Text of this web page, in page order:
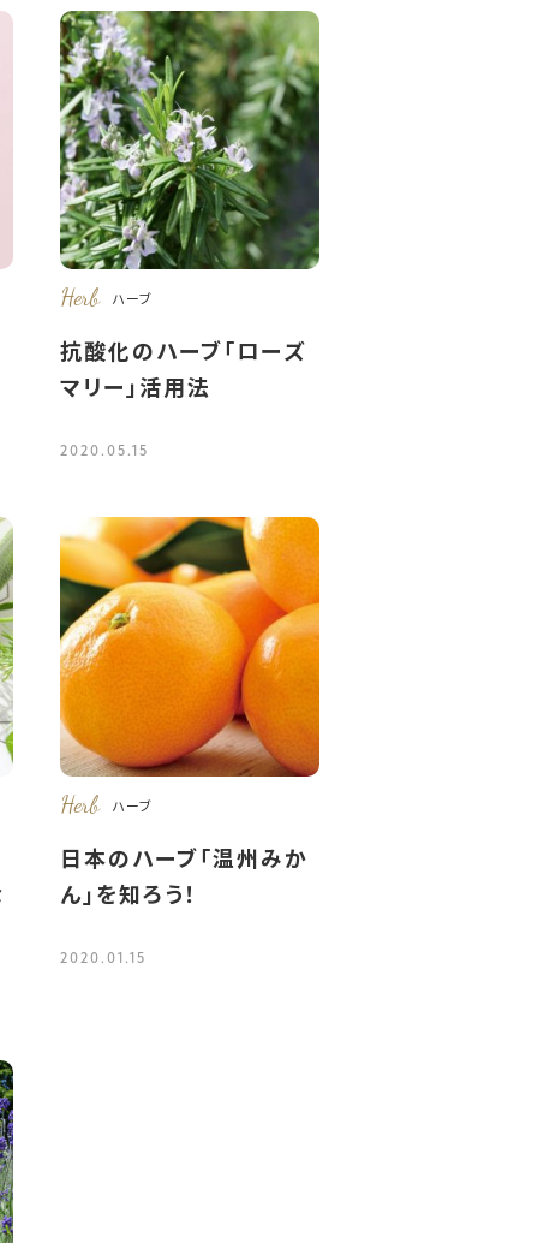
Herb ハーブ
抗酸化のハーブ「ローズ
マリー」活用法
2020.05.15
Herb ハーブ
日本のハーブ「温州みか
ん」を知ろう！
2020.01.15